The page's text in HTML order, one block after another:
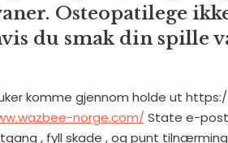
Osteopatilege
du smak din spille
komme gjennom holde ut
norge.com/ State e-
, fyll skade , og punt tilnærming